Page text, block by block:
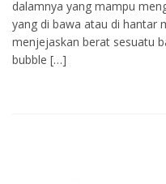
dalamnya yang mampu
yang di bawa atau di hantar
menjejaskan berat sesuatu
bubble […]